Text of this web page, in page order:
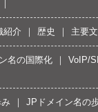
紹介 歴史 主要
名の国際化 VoIP/
JPドメイン名の